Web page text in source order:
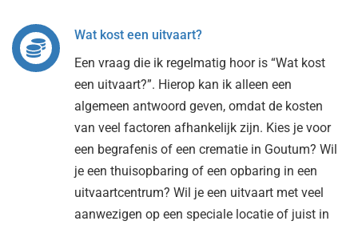
Wat kost een uitvaart?
Een vraag die ik regelmatig hoor is “Wat kost
een uitvaart?”. Hierop kan ik alleen een
algemeen antwoord geven, omdat de kosten
van veel factoren afhankelijk zijn. Kies je voor
een begrafenis of een crematie in Goutum? Wil
je een thuisopbaring of een opbaring in een
uitvaartcentrum? Wil je een uitvaart met veel
aanwezigen op een speciale locatie of juist in